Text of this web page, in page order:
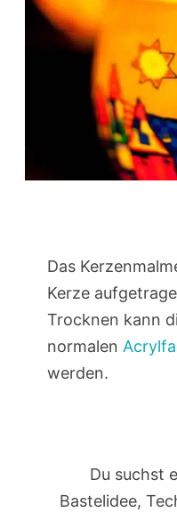
Das
Kerze
Trocknen kann
normalen
werden.
Du suchst
Bastelidee,